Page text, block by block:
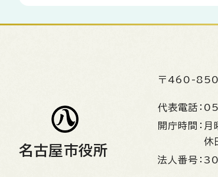
名古屋市役所
〒460-
代表電話：
開庁時間： 月
休
法人番号：